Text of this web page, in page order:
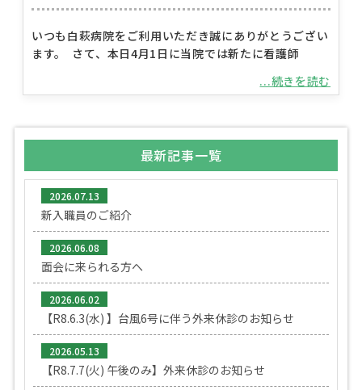
いつも白萩病院をご利用いただき誠にありがとうござい
ます。 さて、本日4月1日に当院では新たに看護師
...続きを読む
最新記事一覧
2026.07.13
新入職員のご紹介
2026.06.08
面会に来られる方へ
2026.06.02
【R8.6.3(水) 】台風6号に伴う外来休診のお知らせ
2026.05.13
【R8.7.7(火) 午後のみ】外来休診のお知らせ